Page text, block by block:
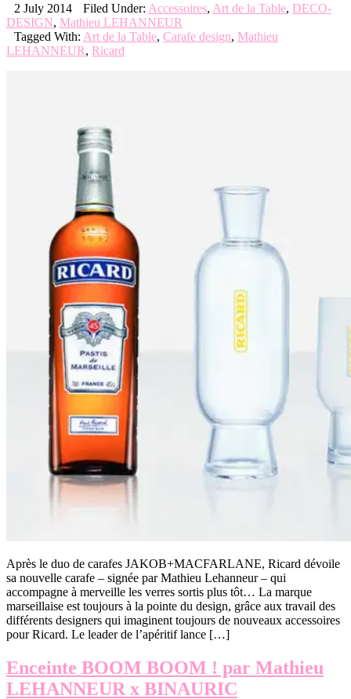
2 July 2014 Filed Under: Accessoires, Art de la Table, DECO-
DESIGN, Mathieu LEHANNEUR
Tagged With: Art de la Table, Carafe design, Mathieu
LEHANNEUR, Ricard
Après le duo de carafes JAKOB+MACFARLANE, Ricard dévoile
sa nouvelle carafe – signée par Mathieu Lehanneur – qui
accompagne à merveille les verres sortis plus tôt… La marque
marseillaise est toujours à la pointe du design, grâce aux travail des
différents designers qui imaginent toujours de nouveaux accessoires
pour Ricard. Le leader de l’apéritif lance […]
Enceinte BOOM BOOM ! par Mathieu
LEHANNEUR x BINAURIC